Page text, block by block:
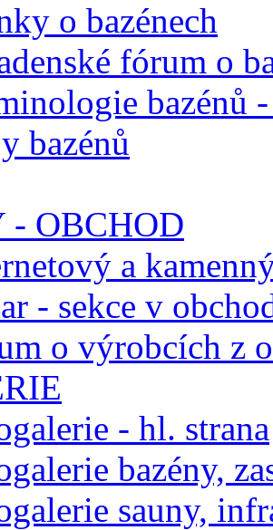
o bazénech
fórum o
bazénů
bazénů
- OBCHOD
a
- sekce v
o výrobcích z
- hl. strana
bazény,
sauny,